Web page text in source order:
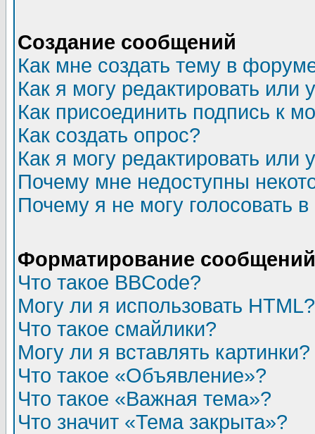
Создание сообщений
Как мне создать тему в
Как я могу редактировать или
Как присоединить подпись к
Как создать опрос?
Как я могу редактировать или
Почему мне недоступны
Почему я не могу голосовать
Форматирование
Что такое BBCode?
Могу ли я использовать HTML?
Что такое смайлики?
Могу ли я вставлять картинки?
Что такое «Объявление»?
Что такое «Важная тема»?
Что значит «Тема закрыта»?